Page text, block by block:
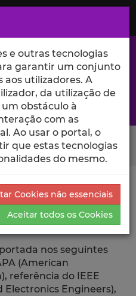
e ciência no Iscte
Descrição Detalhada da
nos seguintes
(American
referência do IEEE
Engineers),
e outras tecnologias
garantir um conjunto
utilizadores. A
da utilização de
obstáculo à
com as
Ao usar o portal, o
que estas tecnologias
do mesmo.
Cookies não essenciais
Aceitar todos os Cookies